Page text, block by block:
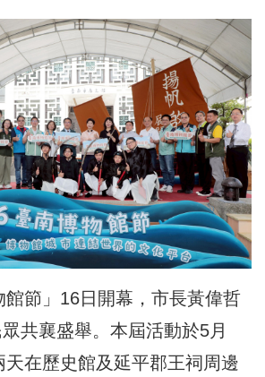
館節」16日開幕，市長黃偉哲
共襄盛舉。本屆活動於5月
天在歷史館及延平郡王祠周邊